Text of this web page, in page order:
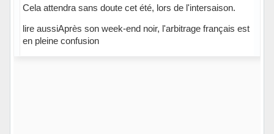
Cela attendra sans doute cet été, lors de l'intersaison.
lire aussiAprès son week-end noir, l'arbitrage français est
en pleine confusion